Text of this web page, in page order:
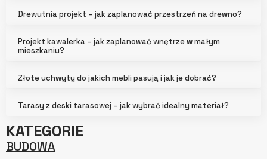
Drewutnia projekt – jak zaplanować przestrzeń na drewno?
Projekt kawalerka – jak zaplanować wnętrze w małym
mieszkaniu?
Złote uchwyty do jakich mebli pasują i jak je dobrać?
Tarasy z deski tarasowej – jak wybrać idealny materiał?
KATEGORIE
BUDOWA